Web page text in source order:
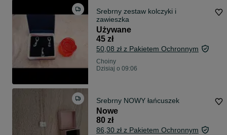
Srebrny zestaw kolczyki i
zawieszka
Używane
45 zł
50,08 zł z Pakietem Ochronnym
Choiny
Dzisiaj o 09:06
Srebrny NOWY łańcuszek
Nowe
80 zł
86,30 zł z Pakietem Ochronnym